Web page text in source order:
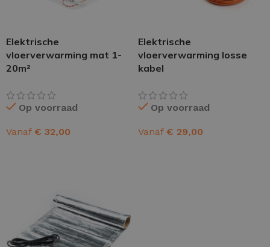
Elektrische
vloerverwarming mat 1-
20m²
Op voorraad
Vanaf € 32,00
Elektrische
vloerverwarming losse
kabel
Op voorraad
Vanaf € 29,00